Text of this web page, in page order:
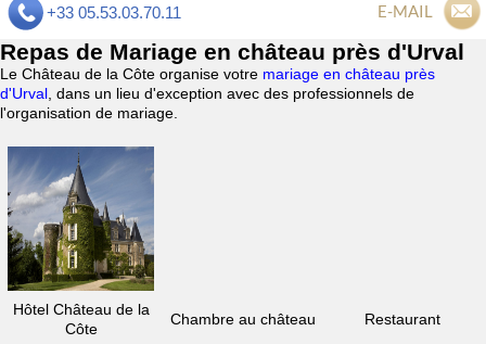
+33 05.53.03.70.11 E-MAIL
Repas de Mariage en château près d'Urval
Le Château de la Côte organise votre mariage en château près
d'Urval , dans un lieu d'exception avec des professionnels de
l'organisation de mariage.
Hôtel Château de la
Côte
Chambre au château Restaurant